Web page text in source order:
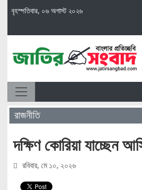
বৃহস্পতিবার, ০৬ অগাস্ট ২০২৬
রাজনীতি
দক্ষিণ কোরিয়া যাচ্ছেন
রবিবার, মে ১০, ২০২৬